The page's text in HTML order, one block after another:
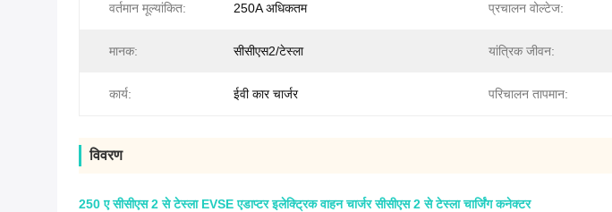
वर्तमान मूल्यांकित: 250A अधिकतम प्रचालन वोल्टेज:
मानक: सीसीएस2/टेस्ला यांत्रिक जीवन:
कार्य: ईवी कार चार्जर परिचालन तापमान:
विवरण
250 ए सीसीएस 2 से टेस्ला EVSE एडाप्टर इलेक्ट्रिक वाहन चार्जर सीसीएस 2 से टेस्ला चार्जिंग कनेक्टर